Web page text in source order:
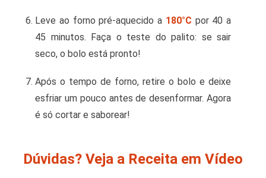
Leve ao forno pré-aquecido a 180°C por 40 a
45 minutos. Faça o teste do palito: se sair
seco, o bolo está pronto!
Após o tempo de forno, retire o bolo e deixe
esfriar um pouco antes de desenformar. Agora
é só cortar e saborear!
Dúvidas? Veja a Receita em Vídeo